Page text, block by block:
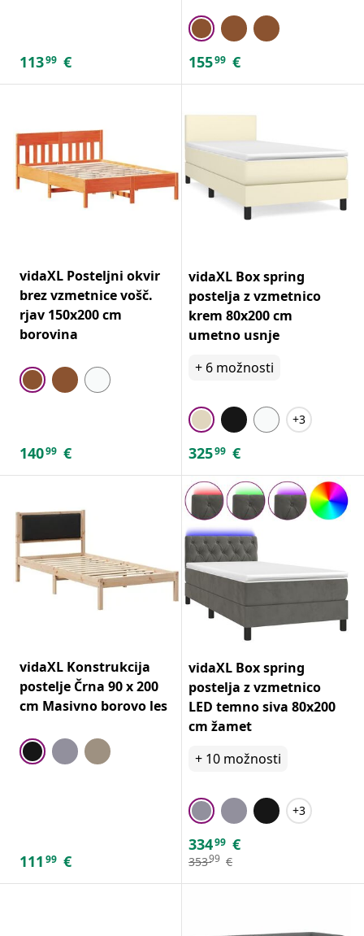
11399 € 15599 €
vidaXL Posteljni okvir
brez vzmetnice vošč.
rjav 150x200 cm
borovina
14099 €
vidaXL Box spring
postelja z vzmetnico
krem 80x200 cm
umetno usnje
+ 6 možnosti
+3
32599 €
vidaXL Konstrukcija
postelje Črna 90 x 200
cm Masivno borovo les
111 99 €
vidaXL Box spring
postelja z vzmetnico
LED temno siva 80x200
cm žamet
+ 10 možnosti
+3
33499 €
35399 €